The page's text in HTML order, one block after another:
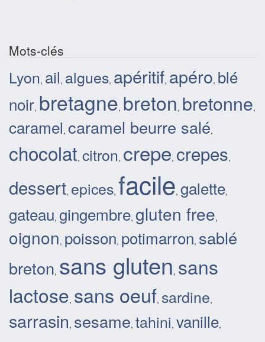
Mots-clés
Lyon, ail, algues, apéritif, apéro, blé
noir, bretagne, breton, bretonne,
caramel, caramel beurre salé,
chocolat, citron, crepe, crepes,
dessert, epices, facile, galette,
gateau, gingembre, gluten free,
oignon, poisson, potimarron, sablé
breton, sans gluten, sans
lactose, sans oeuf, sardine,
sarrasin, sesame, tahini, vanille,